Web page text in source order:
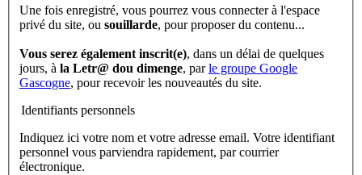
Une fois enregistré, vous pourrez vous connecter à l'espace
privé du site, ou souillarde , pour proposer du contenu...
Vous serez également inscrit(e), dans un délai de quelques
jours, à la Letr@ dou dimenge, parle groupe Google
Gascogne, pour recevoir les nouveautés du site.
Identifiants personnels
Indiquez ici votre nom et votre adresse email. Votre identifiant
personnel vous parviendra rapidement, par courrier
électronique.